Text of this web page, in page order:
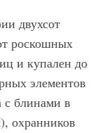
двухсот
роскошных
и купален до
элементов
с блинами в
охранников